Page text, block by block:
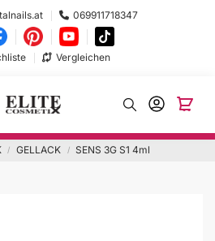
069911718347
Vergleichen
/ GELLACK / SENS 3G S1 4ml